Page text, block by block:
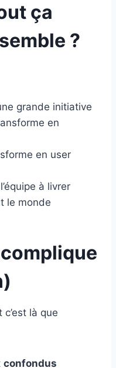
ça
?
grande initiative
en
en user
à livrer
le monde
complique
là que
confondus